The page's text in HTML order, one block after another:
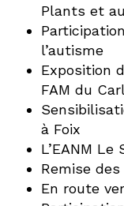
Plants et
l’autisme
Exposition
FAM du
à Foix
L’EANM
Remise
En route